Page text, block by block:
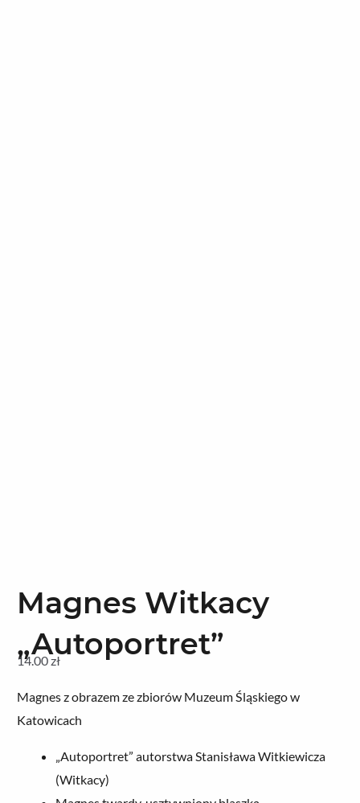
Magnes Witkacy
„Autoportret”
14.00zł
Magnes z obrazem ze zbiorów Muzeum Śląskiego w
Katowicach
„Autoportret” autorstwa Stanisława Witkiewicza
(Witkacy)